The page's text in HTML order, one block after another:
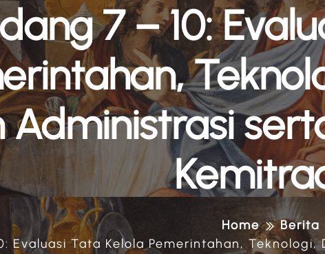
7 – 10:
Administrasi
Home
Berita
Evaluasi Tata Kelola Pemerintahan,